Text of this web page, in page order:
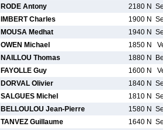
RODE Antony 2180 N
IMBERT Charles 1900 N
MOUSA Medhat 1940 N
OWEN Michael 1850 N
NAILLOU Thomas 1880 N
FAYOLLE Guy 1600 N
DORVAL Olivier 1840 N
SALGUES Michel 1810 N
BELLOULOU Jean-Pierre 1580 N
TANVEZ Guillaume 1640 N